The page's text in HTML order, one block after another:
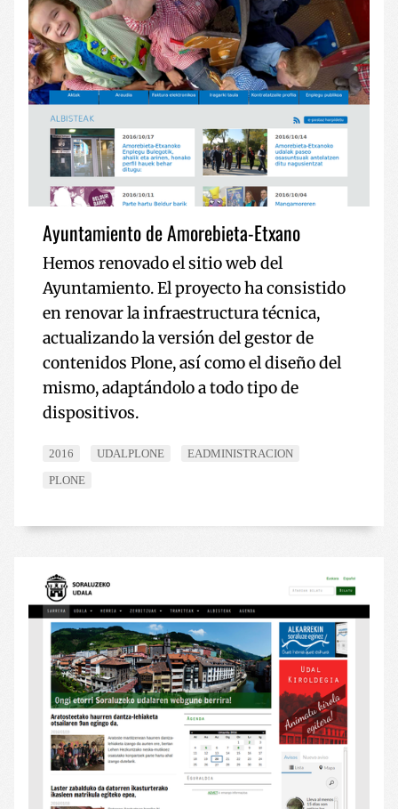
Ayuntamiento de Amorebieta-Etxano
Hemos renovado el sitio web del
Ayuntamiento. El proyecto ha consistido
en renovar la infraestructura técnica,
actualizando la versión del gestor de
contenidos Plone, así como el diseño del
mismo, adaptándolo a todo tipo de
dispositivos.
2016 UDALPLONE
EADMINISTRACION
PLONE